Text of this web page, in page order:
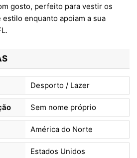
gosto, perfeito para vestir os
enquanto apoiam a sua
Desporto / Lazer
Sem nome próprio
América do Norte
Estados Unidos